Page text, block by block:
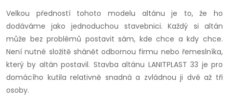
Velkou předností tohoto modelu altánu je to, že ho
dodáváme jako jednoduchou stavebnici. Každý si altán
může bez problémů postavit sám, kde chce a kdy chce.
Není nutné složitě shánět odbornou firmu nebo řemeslníka,
který by altán postavil. Stavba altánu LANITPLAST 33 je pro
domácího kutila relativně snadná a zvládnou ji dvě až tři
osoby.